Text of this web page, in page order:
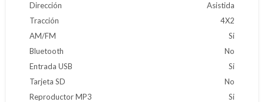
Dirección
Asistida
Tracción
4X2
AM/FM
Si
Bluetooth
No
Entrada USB
Si
Tarjeta SD
No
Reproductor MP3
Si